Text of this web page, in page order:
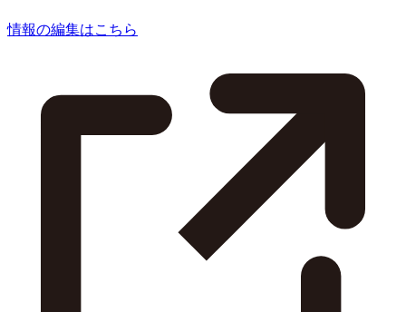
情報の編集はこちら